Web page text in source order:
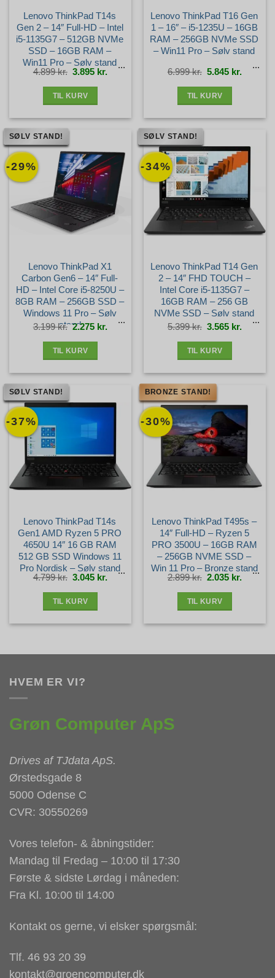
Lenovo ThinkPad T14s
Gen 2 – 14″ Full-HD – Intel
i5-1135G7 – 512GB NVMe
SSD – 16GB RAM –
Win11 Pro – Sølv stand
4.899kr. Den
oprindelige
pris
3.895 kr. Den
aktuelle
pris
TIL KURV
Lenovo ThinkPad T16 Gen
1 – 16″ – i5-1235U – 16GB
RAM – 256GB NVMe SSD
– Win11 Pro – Sølv stand
6.999kr. Den
oprindelige
pris
5.845 kr. Den
aktuelle
pris
TIL KURV
-29%
SØLV STAND!
Lenovo ThinkPad X1
Carbon Gen6 – 14″ Full-
HD – Intel Core i5-8250U –
8GB RAM – 256GB SSD –
Windows 11 Pro – Sølv
stand
3.199kr. Den
oprindelige
pris
2.275 kr. Den
aktuelle
pris
TIL KURV
-34%
SØLV STAND!
Lenovo ThinkPad T14 Gen
2 – 14″ FHD TOUCH –
Intel Core i5-1135G7 –
16GB RAM – 256 GB
NVMe SSD – Sølv stand
5.399kr. Den
oprindelige
pris
3.565 kr. Den
aktuelle
pris
TIL KURV
-37%
SØLV STAND!
Lenovo ThinkPad T14s
Gen1 AMD Ryzen 5 PRO
4650U 14″ 16 GB RAM
512 GB SSD Windows 11
Pro Nordisk – Sølv stand
4.799kr. Den
oprindelige
pris
3.045 kr. Den
aktuelle
pris
TIL KURV
-30%
BRONZE STAND!
Lenovo ThinkPad T495s –
14″ Full-HD – Ryzen 5
PRO 3500U – 16GB RAM
– 256GB NVME SSD –
Win 11 Pro – Bronze stand
2.899kr. Den
oprindelige
pris
2.035 kr. Den
aktuelle
pris
TIL KURV
HVEM ER VI?
Grøn Computer ApS
Drives af TJdata ApS.
Ørstedsgade 8
5000 Odense C
CVR: 30550269
Vores telefon- & åbningstider:
Mandag til Fredag – 10:00 til 17:30
Første & sidste Lørdag i måneden:
Fra Kl. 10:00 til 14:00
Kontakt os gerne, vi elsker spørgsmål:
Tlf. 46 93 20 39
kontakt@groencomputer.dk